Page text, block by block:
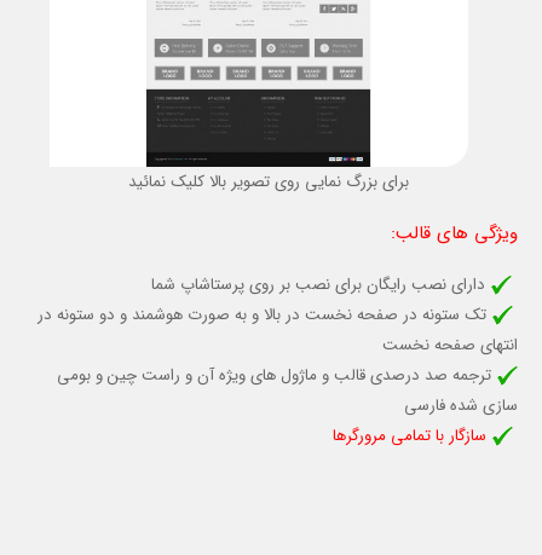
برای بزرگ نمایی روی تصویر بالا کلیک نمائید
ویژگی های قالب:
دارای نصب رایگان برای نصب بر روی پرستاشاپ شما
تک ستونه در صفحه نخست در بالا و به صورت هوشمند و دو ستونه در
انتهای صفحه نخست
ترجمه صد درصدی قالب و ماژول های ویژه آن و راست چین و بومی
سازی شده فارسی
سازگار با تمامی مرورگرها